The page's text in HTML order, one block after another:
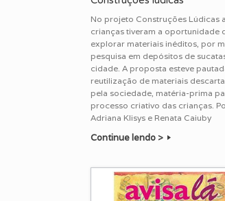
No projeto Construções Lúdicas
crianças tiveram a oportunidade
explorar materiais inéditos, por
pesquisa em depósitos de
cidade. A proposta esteve
reutilização de materiais
pela sociedade, matéria-prima
processo criativo das crianças.
Adriana Klisys e Renata Caiuby
Continue lendo >